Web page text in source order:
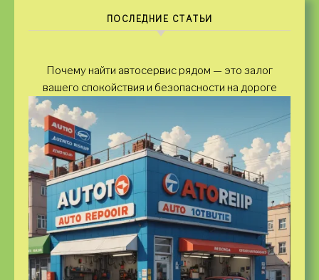
ПОСЛЕДНИЕ СТАТЬИ
Почему найти автосервис рядом — это залог
вашего спокойствия и безопасности на дороге